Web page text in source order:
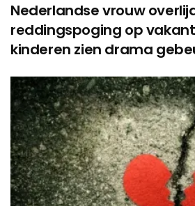
Nederlandse vrouw
reddingspoging op
kinderen zien drama